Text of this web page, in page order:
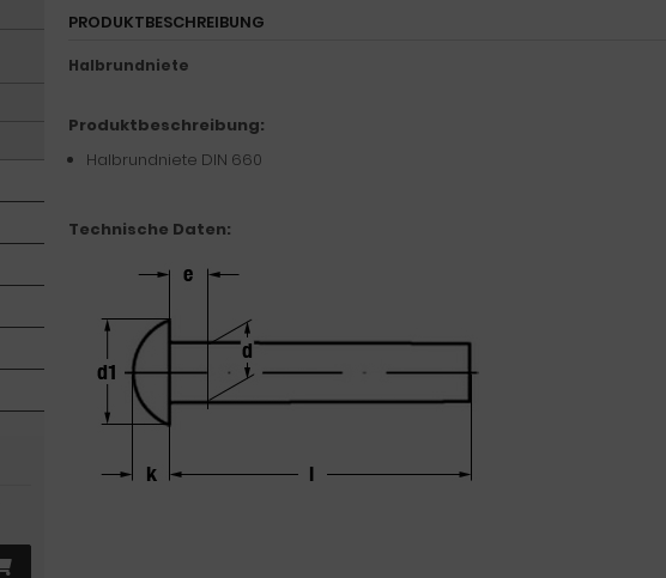
PRODUKTBESCHREIBUNG
Halbrundniete
Produktbeschreibung:
Halbrundniete DIN 660
Technische Daten: